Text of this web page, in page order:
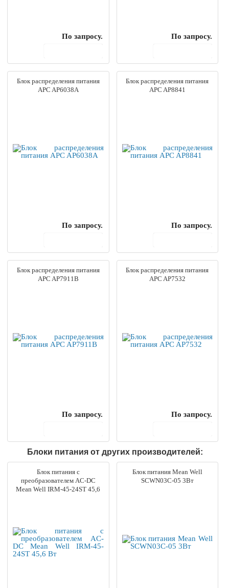
По запросу.
По запросу.
Блок распределения питания
APC AP6038A
По запросу.
Блок распределения питания
APC AP8841
По запросу.
Блок распределения питания
APC AP7911B
По запросу.
Блок распределения питания
APC AP7532
По запросу.
Блоки питания от других производителей:
Блок питания с
преобразователем AC-DC
Mean Well IRM-45-24ST 45,6
Блок питания Mean Well
SCWN03C-05 3Вт